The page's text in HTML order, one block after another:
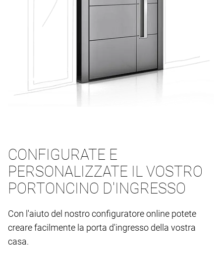
CONFIGURATE E
PERSONALIZZATE IL VOSTRO
PORTONCINO D'INGRESSO
Con l'aiuto del nostro configuratore online potete
creare facilmente la porta d'ingresso della vostra
casa.